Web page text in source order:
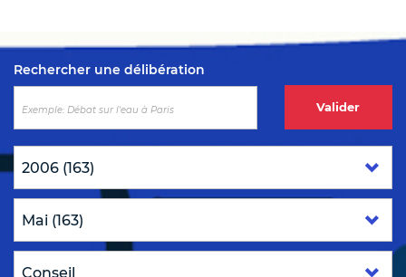
Top of the page
Rechercher une délibération
Valider